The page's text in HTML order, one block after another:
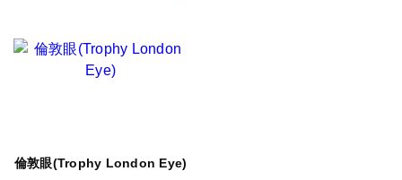
倫敦眼(Trophy London Eye)